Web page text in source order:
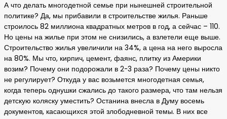
А что делать многодетной семье при нынешней строительной
политике? Да, мы прибавили в строительстве жилья. Раньше
строилось 82 миллиона квадратных метров в год, а сейчас – 110.
Но цены на жилье при этом не снизились, а взлетели еще выше.
Строительство жилья увеличили на 34%, а цена на него выросла
на 80%. Мы что, кирпич, цемент, фаянс, плитку из Америки
возим? Почему они подорожали в 2-3 раза? Почему цены никто
не регулирует? Откуда у вас возьмется многодетная семья,
когда теперь однушки сжались до такого размера, что там нельзя
детскую коляску уместить? Останина внесла в Думу восемь
документов, касающихся этой злободневной темы. В них все